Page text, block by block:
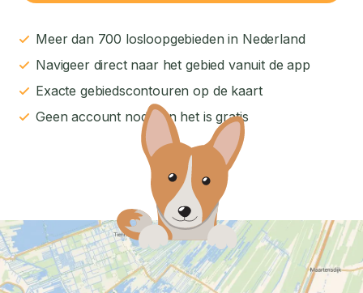
Meer dan 700 losloopgebieden in Nederland
Navigeer direct naar het gebied vanuit de app
Exacte gebiedscontouren op de kaart
Geen account nodig en het is gratis